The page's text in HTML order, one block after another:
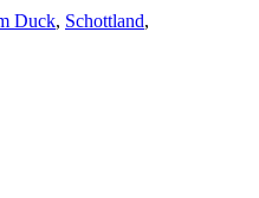
Duck, Schottland,